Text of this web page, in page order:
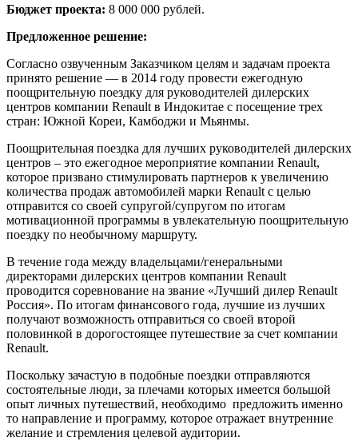
Бюджет проекта: 8 000 000 рублей.
Предложенное решение:
Согласно озвученным Заказчиком целям и задачам проекта
принято решение — в 2014 году провести ежегодную
поощрительную поездку для руководителей дилерских
центров компании Renault в Индокитае с посещение трех
стран: Южной Кореи, Камбоджи и Мьянмы.
Поощрительная поездка для лучших руководителей дилерских
центров – это ежегодное мероприятие компании Renault,
которое призвано стимулировать партнеров к увеличению
количества продаж автомобилей марки Renault с целью
отправится со своей супругой/супругом по итогам
мотивационной программы в увлекательную поощрительную
поездку по необычному маршруту.
В течение года между владельцами/генеральными
директорами дилерских центров компании Renault
проводится соревнование на звание «Лучший дилер Renault
Россия». По итогам финансового года, лучшие из лучших
получают возможность отправиться со своей второй
половинкой в дорогостоящее путешествие за счет компании
Renault.
Поскольку зачастую в подобные поездки отправляются
состоятельные люди, за плечами которых имеется большой
опыт личных путешествий, необходимо предложить именно
то направление и программу, которое отражает внутренние
желание и стремления целевой аудитории.